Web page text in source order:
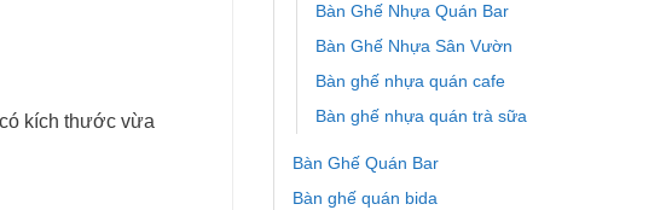
kích thước vừa
Bàn Ghế Nhựa Quán Bar
Bàn Ghế Nhựa Sân Vườn
Bàn ghế nhựa quán cafe
Bàn ghế nhựa quán trà sữa
Bàn Ghế Quán Bar
Bàn ghế quán bida